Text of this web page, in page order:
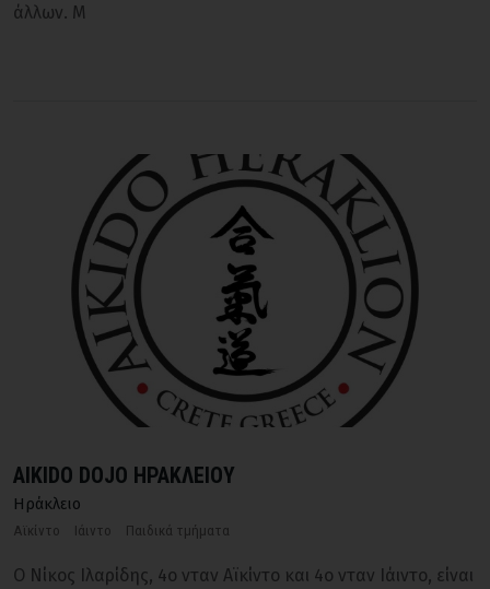
άλλων. Μ
AIKIDO DOJO ΗΡΑΚΛΕΙΟΥ
Ηράκλειο
Αϊκίντο Ιάιντο Παιδικά τμήματα
Ο Νίκος Ιλαρίδης, 4ο νταν Aϊκίντο και 4ο νταν Ιάιντο, είναι